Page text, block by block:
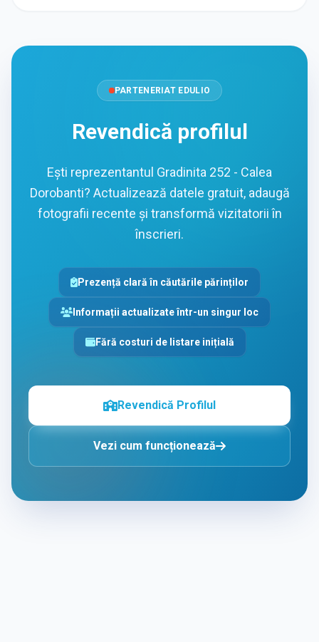
PARTENERIAT EDULIO
Revendică profilul
Ești reprezentantul Gradinita 252 - Calea
Dorobanti? Actualizează datele gratuit, adaugă
fotografii recente și transformă vizitatorii în
înscrieri.
Prezență clară în căutările părinților
Informații actualizate într-un singur loc
Fără costuri de listare inițială
Revendică Profilul
Vezi cum funcționează